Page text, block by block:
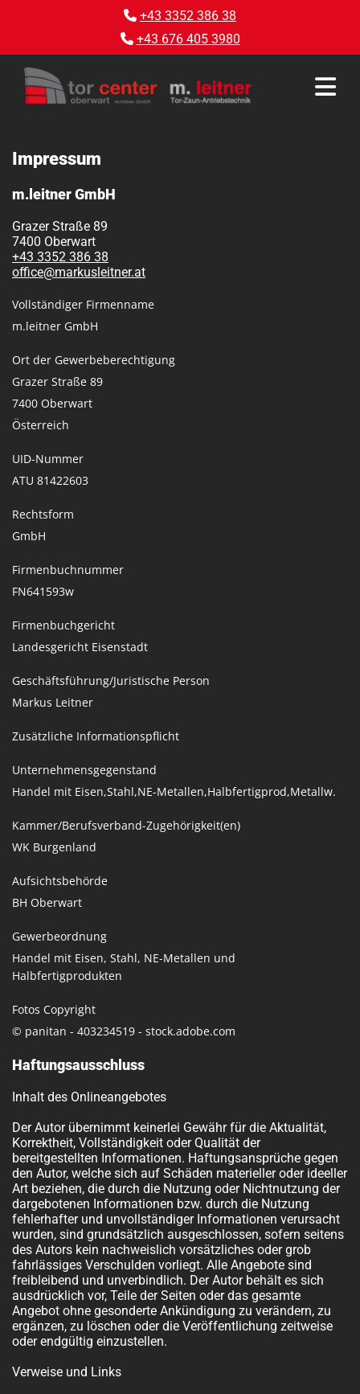
 +43 3352 386 38
 +43 676 405 3980
Impressum
m.leitner GmbH
Grazer Straße 89
7400 Oberwart
+43 3352 386 38
office@markusleitner.at
Vollständiger Firmenname
m.leitner GmbH
Ort der Gewerbeberechtigung
Grazer Straße 89
7400 Oberwart
Österreich
UID-Nummer
ATU 81422603
Rechtsform
GmbH
Firmenbuchnummer
FN641593w
Firmenbuchgericht
Landesgericht Eisenstadt
Geschäftsführung/Juristische Person
Markus Leitner
Zusätzliche Informationspflicht
Unternehmensgegenstand
Handel mit Eisen,Stahl,NE-Metallen,Halbfertigprod,Metallw.
Kammer/Berufsverband-Zugehörigkeit(en)
WK Burgenland
Aufsichtsbehörde
BH Oberwart
Gewerbeordnung
Handel mit Eisen, Stahl, NE-Metallen und
Halbfertigprodukten
Fotos Copyright
© panitan - 403234519 - stock.adobe.com
Haftungsausschluss
Inhalt des Onlineangebotes
Der Autor übernimmt keinerlei Gewähr für die Aktualität,
Korrektheit, Vollständigkeit oder Qualität der
bereitgestellten Informationen. Haftungsansprüche gegen
den Autor, welche sich auf Schäden materieller oder ideeller
Art beziehen, die durch die Nutzung oder Nichtnutzung der
dargebotenen Informationen bzw. durch die Nutzung
fehlerhafter und unvollständiger Informationen verursacht
wurden, sind grundsätzlich ausgeschlossen, sofern seitens
des Autors kein nachweislich vorsätzliches oder grob
fahrlässiges Verschulden vorliegt. Alle Angebote sind
freibleibend und unverbindlich. Der Autor behält es sich
ausdrücklich vor, Teile der Seiten oder das gesamte
Angebot ohne gesonderte Ankündigung zu verändern, zu
ergänzen, zu löschen oder die Veröffentlichung zeitweise
oder endgültig einzustellen.
Verweise und Links